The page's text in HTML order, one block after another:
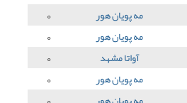
مه پویان هور
0
مه پویان هور
0
آواتا مشهد
0
مه پویان هور
0